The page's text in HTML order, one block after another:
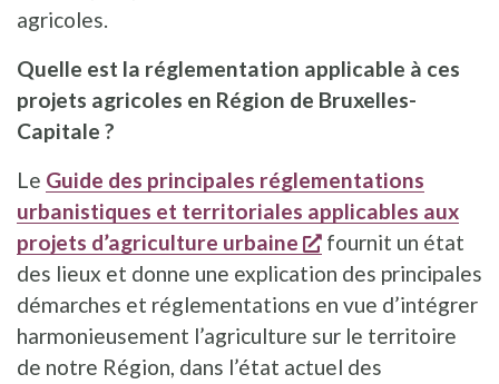
agricoles.
Quelle est la réglementation applicable à ces
projets agricoles en Région de Bruxelles-
Capitale ?
Le Guide des principales réglementations
urbanistiques et territoriales applicables aux
projets d’agriculture urbaine
s'ouvre dans une
fournit un état
des lieux et donne une explication des principales
démarches et réglementations en vue d’intégrer
harmonieusement l’agriculture sur le territoire
de notre Région, dans l’état actuel des